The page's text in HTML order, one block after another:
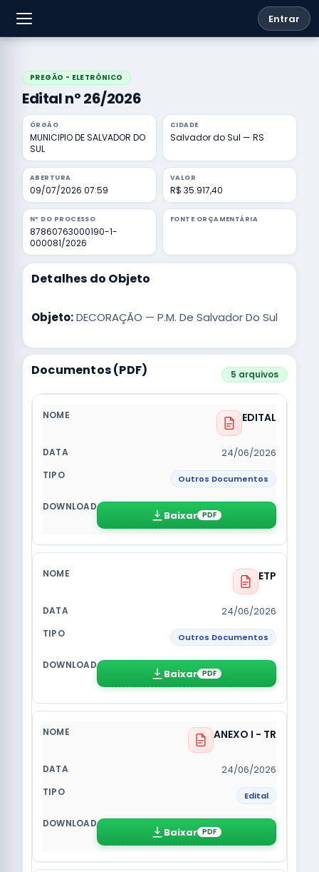
Entrar
PREGÃO - ELETRÔNICO
Edital nº 26/2026
ÓRGÃO
MUNICIPIO DE SALVADOR DO
SUL
CIDADE
Salvador do Sul — RS
ABERTURA
09/07/2026 07:59
VALOR
R$ 35.917,40
Nº DO PROCESSO
87860763000190-1-
000081/2026
FONTE ORÇAMENTÁRIA
Detalhes do Objeto
Objeto:DECORAÇÃO — P.M. De Salvador Do Sul
Documentos (PDF) 5 arquivos
EDITAL
24/06/2026
Outros Documentos
Baixar PDF
ETP
24/06/2026
Outros Documentos
Baixar PDF
ANEXO I - TR
24/06/2026
Edital
Baixar PDF